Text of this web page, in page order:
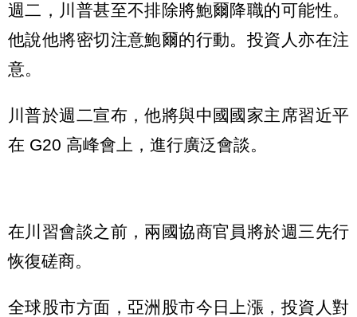
週二，川普甚至不排除將鮑爾降職的可能性。
他說他將密切注意鮑爾的行動。投資人亦在注
意。
川普於週二宣布，他將與中國國家主席習近平
在 G20 高峰會上，進行廣泛會談。
在川習會談之前，兩國協商官員將於週三先行
恢復磋商。
全球股市方面，亞洲股市今日上漲，投資人對